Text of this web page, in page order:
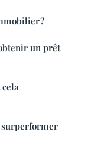
?
un prêt
surperformer